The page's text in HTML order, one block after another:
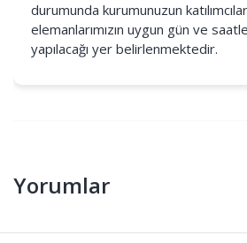
durumunda kurumunuzun
elemanlarımızın uygun gün ve
yapılacağı yer belirlenmektedir.
Yorumlar